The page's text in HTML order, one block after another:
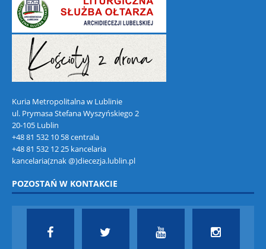
Kuria Metropolitalna w Lublinie
ul. Prymasa Stefana Wyszyńskiego 2
20-105 Lublin
+48 81 532 10 58 centrala
+48 81 532 12 25 kancelaria
kancelaria(znak @)diecezja.lublin.pl
POZOSTAŃ W KONTAKCIE